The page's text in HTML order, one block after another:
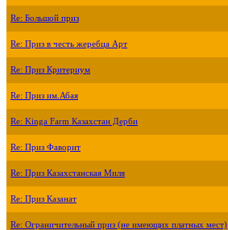
Re: Большой приз
Re: Приз в честь жеребца Арт
Re: Приз Критериум
Re: Приз им.Абая
Re: Kinga Farm Казахстан Дерби
Re: Приз Фаворит
Re: Приз Казахстанская Миля
Re: Приз Казанат
Re: Ограничительный приз (не имеющих платных мест)